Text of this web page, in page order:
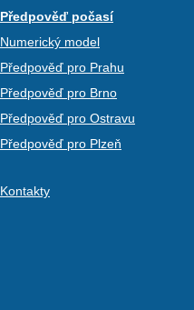
Předpověď počasí
Numerický model
Předpověď pro Prahu
Předpověď pro Brno
Předpověď pro Ostravu
Předpověď pro Plzeň
Kontakty